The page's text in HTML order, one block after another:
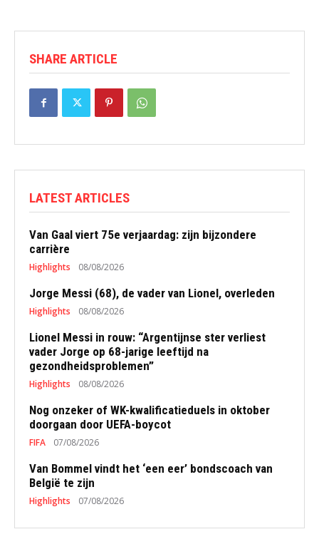
SHARE ARTICLE
LATEST ARTICLES
Van Gaal viert 75e verjaardag: zijn bijzondere
carrière
Highlights 08/08/2026
Jorge Messi (68), de vader van Lionel, overleden
Highlights 08/08/2026
Lionel Messi in rouw: “Argentijnse ster verliest
vader Jorge op 68-jarige leeftijd na
gezondheidsproblemen”
Highlights 08/08/2026
Nog onzeker of WK-kwalificatieduels in oktober
doorgaan door UEFA-boycot
FIFA 07/08/2026
Van Bommel vindt het ‘een eer’ bondscoach van
België te zijn
Highlights 07/08/2026